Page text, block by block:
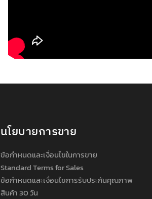
นโยบายการขาย
ข้อกำหนดและเงื่อนไขในการขาย
Standard Terms for Sales
ข้อกำหนดและเงื่อนไขการรับประกันคุณภาพ
สินค้า 30 วัน